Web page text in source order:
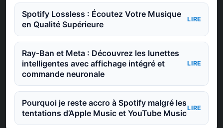
Spotify Lossless : Écoutez Votre Musique
en Qualité Supérieure
LIRE
Ray-Ban et Meta : Découvrez les lunettes
intelligentes avec affichage intégré et
commande neuronale
LIRE
Pourquoi je reste accro à Spotify malgré les
tentations d’Apple Music et YouTube Music
LIRE